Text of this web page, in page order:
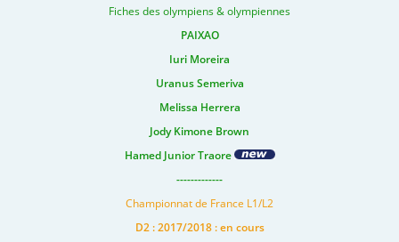
Fiches des olympiens & olympiennes
PAIXAO
Iuri Moreira
Uranus Semeriva
Melissa Herrera
Jody Kimone Brown
Hamed Junior Traore
-------------
Championnat de France L1/L2
D2 : 2017/2018 : en cours